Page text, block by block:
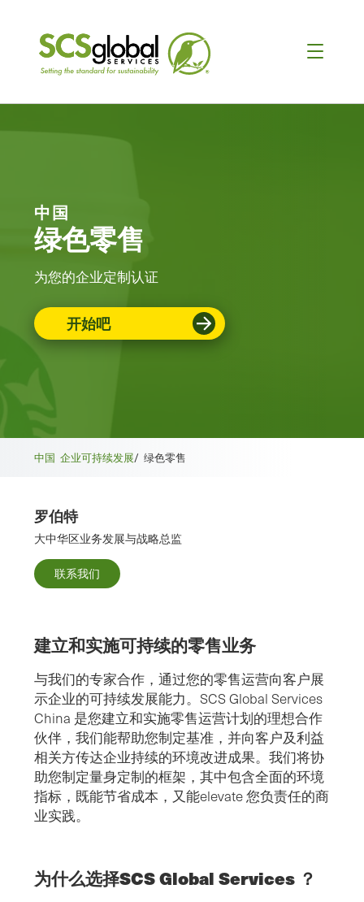
中国
绿色零售
为您的企业定制认证
开始吧
中国 企业可持续发展/ 绿色零售
罗伯特
大中华区业务发展与战略总监
联系我们
建立和实施可持续的零售业务
与我们的专家合作，通过您的零售运营向客户展
示企业的可持续发展能力。SCS Global Services
China 是您建立和实施零售运营计划的理想合作
伙伴，我们能帮助您制定基准，并向客户及利益
相关方传达企业持续的环境改进成果。我们将协
助您制定量身定制的框架，其中包含全面的环境
指标，既能节省成本，又能elevate 您负责任的商
业实践。
为什么选择SCS Global Services ？